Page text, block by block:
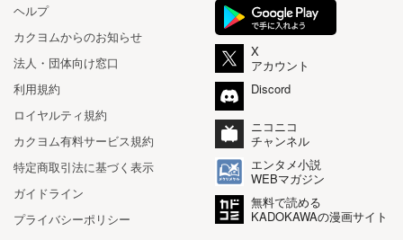
ヘルプ
カクヨムからのお知らせ
法人・団体向け窓口
利用規約
ロイヤルティ規約
カクヨム有料サービス規約
特定商取引法に基づく表示
ガイドライン
プライバシーポリシー
X
アカウント
Discord
ニコニコ
チャンネル
エンタメ小説
WEBマガジン
無料で読める
KADOKAWAの漫画サイト